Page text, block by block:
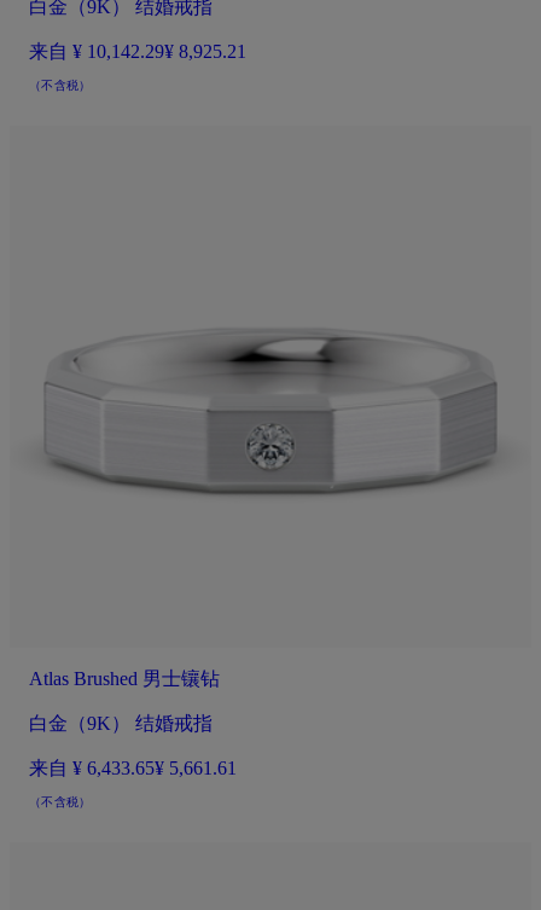
白金（9K） 结婚戒指
来自 ¥ 10,142.29¥ 8,925.21
（不含税）
Atlas Brushed 男士镶钻
白金（9K） 结婚戒指
来自 ¥ 6,433.65¥ 5,661.61
（不含税）